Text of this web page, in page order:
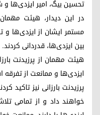
تحسین بیگ، امیر ایزدی‌ها و
در این دیدار، هیئت
مستمر ایشان از ایزدی‌ها
بین ایزدی‌ها، قدردانی کردند.
هیئت مهمان از پرزیدنت
ایزدی‌ها و ممانعت از تفرقه
پرزیدنت بارزانی نیز تاکید
خواهند داد و از تمامی